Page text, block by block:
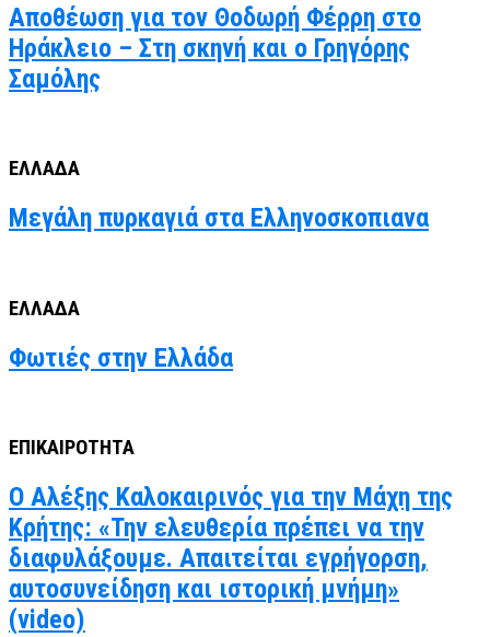
Αποθέωση για τον Θοδωρή Φέρρη στο
Ηράκλειο – Στη σκηνή και ο Γρηγόρης
Σαμόλης
ΕΛΛΑΔΑ
Μεγάλη πυρκαγιά στα Ελληνοσκοπιανα
ΕΛΛΑΔΑ
Φωτιές στην Ελλάδα
ΕΠΙΚΑΙΡΟΤΗΤΑ
Ο Αλέξης Καλοκαιρινός για την Μάχη της
Κρήτης: «Την ελευθερία πρέπει να την
διαφυλάξουμε. Απαιτείται εγρήγορση,
αυτοσυνείδηση και ιστορική μνήμη»
(video)